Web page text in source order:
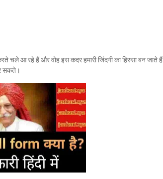
चले आ रहे हैं और वोह इस कदर हमारी जिंदगी का हिस्सा बन जाते हैं
सकते।